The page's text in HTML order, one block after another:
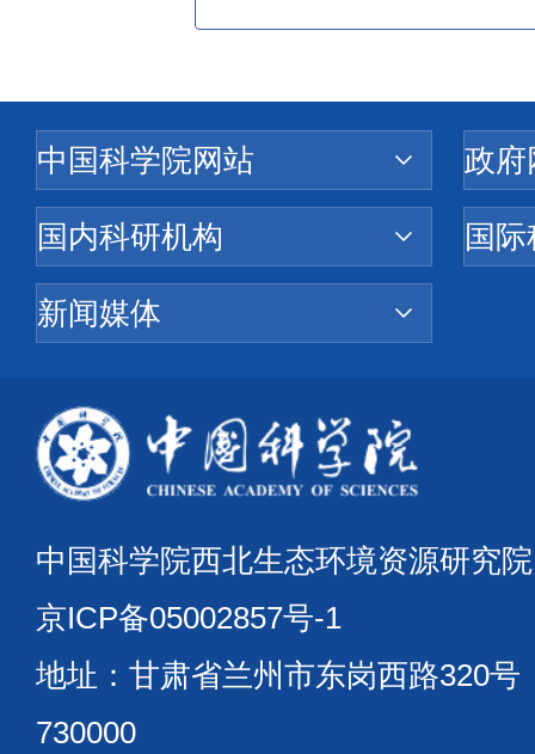
中国科学院西北生态环境资源研
京ICP备05002857号-1
地址：甘肃省兰州市东岗西路
730000